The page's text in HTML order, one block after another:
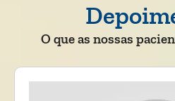
O que as nossas